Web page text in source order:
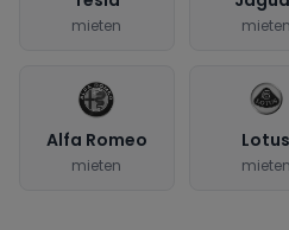
mieten mieten
Alfa Romeo
mieten
Lotus
mieten